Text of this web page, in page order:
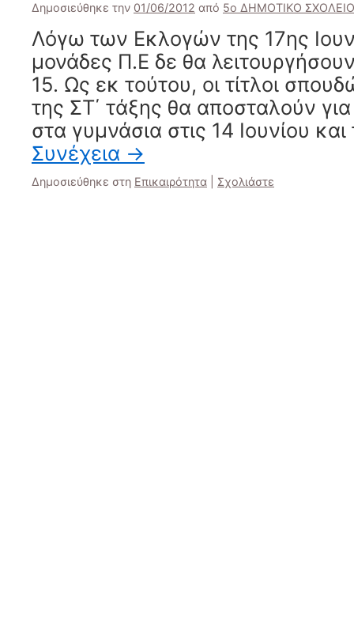
Δημοσιεύθηκε την 01/06/2012 από 5ο ΔΗΜΟΤΙΚΟ
Λόγω των Εκλογών της 17ης
μονάδες Π.Ε δε θα
15. Ως εκ τούτου, οι τίτλοι
της ΣΤ΄ τάξης θα αποσταλούν
στα γυμνάσια στις 14 Ιουνίου και
Συνέχεια →
Δημοσιεύθηκε στη Επικαιρότητα Σχολιάστε